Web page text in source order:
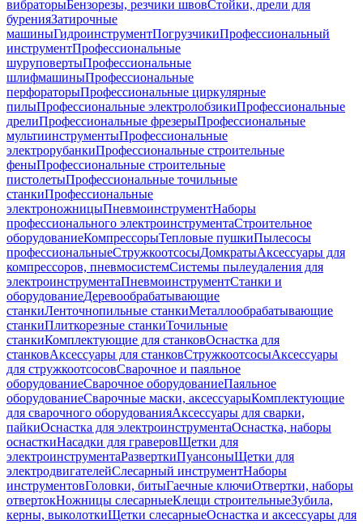
вибраторыБензорезы, резчики швовСтойки, дрели для
буренияЗатирочные
машиныГидроинструментПогрузчикиПрофессиональный
инструментПрофессиональные
шуруповертыПрофессиональные
шлифмашиныПрофессиональные
перфораторыПрофессиональные циркулярные
пилыПрофессиональные электролобзикиПрофессиональные
дрелиПрофессиональные фрезерыПрофессиональные
мультиинструментыПрофессиональные
электрорубанкиПрофессиональные строительные
феныПрофессиональные строительные
пистолетыПрофессиональные точильные
станкиПрофессиональные
электроножницыПневмоинструментНаборы
профессионального электроинструментаСтроительное
оборудованиеКомпрессорыТепловые пушкиПылесосы
профессиональныеСтружкоотсосыДомкратыАксессуары для
компрессоров, пневмосистемСистемы пылеудаления для
электроинструментаПневмоинструментСтанки и
оборудованиеДеревообрабатывающие
станкиЛенточнопильные станкиМеталлообрабатывающие
станкиПлиткорезные станкиТочильные
станкиКомплектующие для станковОснастка для
станковАксессуары для станковСтружкоотсосыАксессуары
для стружкоотсосовСварочное и паяльное
оборудованиеСварочное оборудованиеПаяльное
оборудованиеСварочные маски, аксессуарыКомплектующие
для сварочного оборудованияАксессуары для сварки,
пайкиОснастка для электроинструментаОснастка, наборы
оснасткиНасадки для граверовЩетки для
электроинструментаРазверткиПуансоныЩетки для
электродвигателейСлесарный инструментНаборы
инструментовГоловки, битыГаечные ключиОтвертки, наборы
отвертокНожницы слесарныеКлещи строительныеЗубила,
керны, выколоткиЩетки слесарныеОснастка и аксессуары для